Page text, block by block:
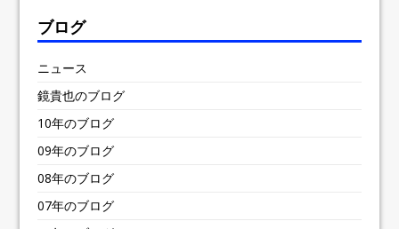
ブログ
ニュース
鏡貴也のブログ
10年のブログ
09年のブログ
08年のブログ
07年のブログ